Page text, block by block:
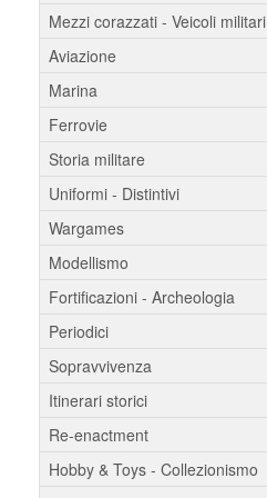
Mezzi corazzati - Veicoli militari
Aviazione
Marina
Ferrovie
Storia militare
Uniformi - Distintivi
Wargames
Modellismo
Fortificazioni - Archeologia
Periodici
Sopravvivenza
Itinerari storici
Re-enactment
Hobby & Toys - Collezionismo